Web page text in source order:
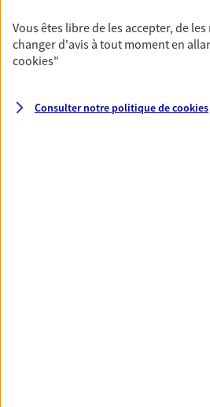
Multirisque
Gagnez en simplicité et en
équipements et stocks… sans
Vous êtes libre de les accepter, de
changer d'avis à tout moment en
cookies"
Consulter notre politique decookies